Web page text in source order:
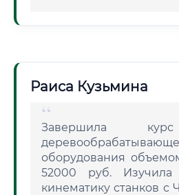
Раиса Кузьмина
Завершила
оборудования
52000 руб. Изучила
кинематику станков с